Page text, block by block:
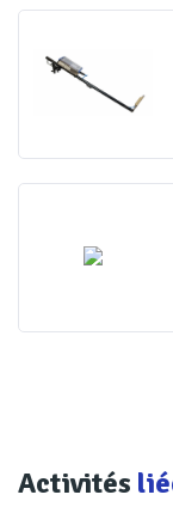
naturel. «
Par
sous des ponts,
angulaire
qualifié IP 68
»
également
données,
Activités